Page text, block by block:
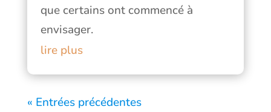
que certains ont commencé à
envisager.
lire plus
« Entrées précédentes